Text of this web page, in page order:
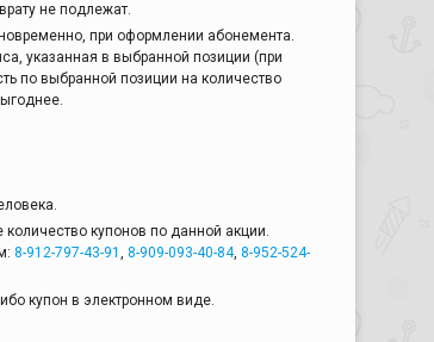
не подлежат.
при оформлении абонемента.
указанная в выбранной позиции (при
по выбранной позиции на количество
купонов по данной акции.
8-912-797-43-91 , 8-909-093-40-84, 8-952-524-
купон в электронном виде.